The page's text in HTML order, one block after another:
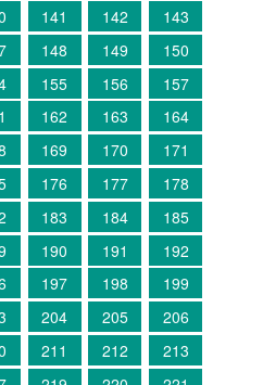
141 142
143
148 149
150
155 156
157
162 163
164
169 170
171
176 177
178
183 184
185
190 191
192
197 198
199
204 205
206
211 212
213